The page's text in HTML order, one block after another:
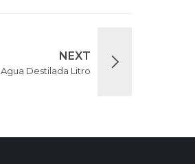
NEXT
Agua Destilada Litro